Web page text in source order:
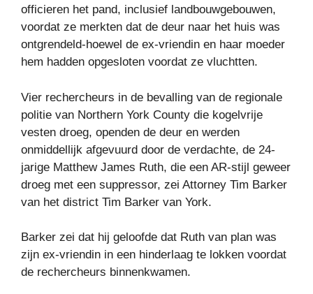
officieren het pand, inclusief landbouwgebouwen,
voordat ze merkten dat de deur naar het huis was
ontgrendeld-hoewel de ex-vriendin en haar moeder
hem hadden opgesloten voordat ze vluchtten.
Vier rechercheurs in de bevalling van de regionale
politie van Northern York County die kogelvrije
vesten droeg, openden de deur en werden
onmiddellijk afgevuurd door de verdachte, de 24-
jarige Matthew James Ruth, die een AR-stijl geweer
droeg met een suppressor, zei Attorney Tim Barker
van het district Tim Barker van York.
Barker zei dat hij geloofde dat Ruth van plan was
zijn ex-vriendin in een hinderlaag te lokken voordat
de rechercheurs binnenkwamen.